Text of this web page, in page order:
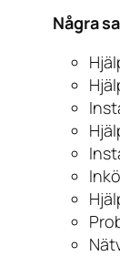
Några